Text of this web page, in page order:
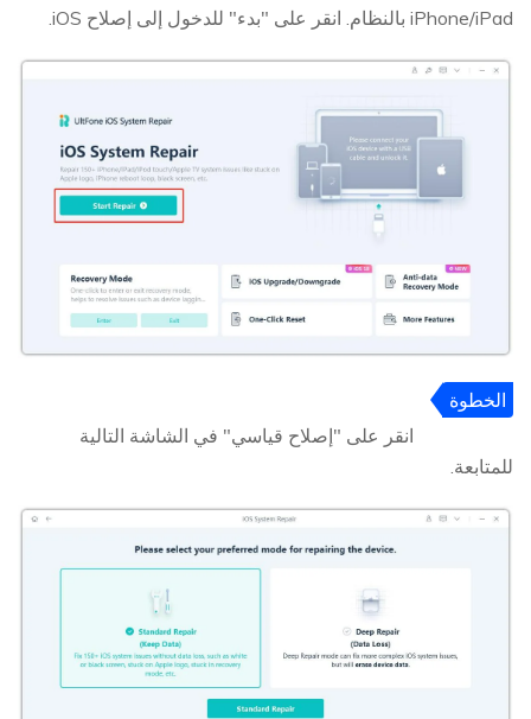
iPhone/iPad بالنظام. انقر على "بدء" للدخول إلى إصلاح iOS.
الخطوة
انقر على "إصلاح قياسي" في الشاشة التالية
للمتابعة.